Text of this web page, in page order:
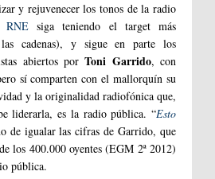
y rejuvenecer los tonos de la radio
RNEsiga teniendo el target más
cadenas), y sigue en parte los
abiertos porToni Garrido, con
sí comparten con el mallorquín su
y la originalidad radiofónica que,
liderarla, es la radio pública. “Esto
de igualar las cifras de Garrido, que
los 400.000 oyentes (EGM 2ª 2012)
pública.